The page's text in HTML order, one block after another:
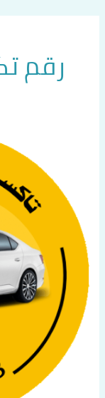
رقم
اتصل
بنا
60036648